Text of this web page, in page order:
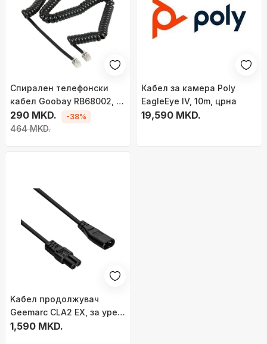
Спиралeн телефонски
кабел Goobay RB68002, 4
m, RJ10, црн
290 MKD.
464 MKD.
-38%
Кабел за камера Poly
EagleEye IV, 10m, црна
19,590 MKD.
Kабел продолжувач
Geemarc CLA2 EX, за уред
за тресење на кревет,
1,590 MKD.